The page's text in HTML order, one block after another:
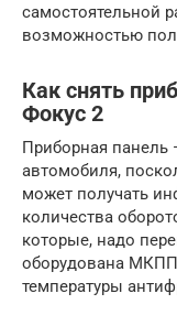
самостоятельной
возможностью
Как снять
Фокус 2
Приборная панель
автомобиля,
может получать
количества
которые, надо
оборудована
температуры